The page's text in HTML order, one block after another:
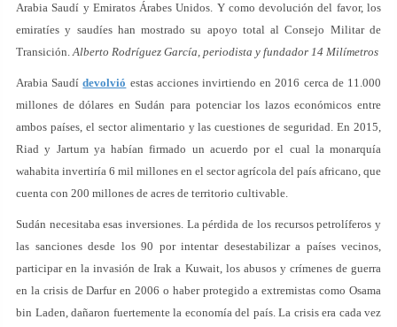
Arabia Saudí y Emiratos Árabes Unidos. Y como devolución del favor, los
emiratíes y saudíes han mostrado su apoyo total al Consejo Militar de
Transición.Alberto Rodríguez García, periodista y fundador 14 Milímetros
Arabia Saudídevolvió estas acciones invirtiendo en 2016 cerca de 11.000
millones de dólares en Sudán para potenciar los lazos económicos entre
ambos países, el sector alimentario y las cuestiones de seguridad. En 2015,
Riad y Jartum ya habían firmado un acuerdo por el cual la monarquía
wahabita invertiría 6 mil millones en el sector agrícola del país africano, que
cuenta con 200 millones de acres de territorio cultivable.
Sudán necesitaba esas inversiones. La pérdida de los recursos petrolíferos y
las sanciones desde los 90 por intentar desestabilizar a países vecinos,
participar en la invasión de Irak a Kuwait, los abusos y crímenes de guerra
en la crisis de Darfur en 2006 o haber protegido a extremistas como Osama
bin Laden, dañaron fuertemente la economía del país. La crisis era cada vez